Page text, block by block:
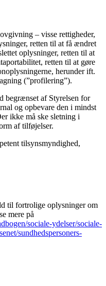
– visse rettigheder,
retten til at få ændret
oplysninger, retten til at
retten til at gøre
herunder ift.
(”profilering”).
begrænset af Styrelsen for
og opbevare den i mindst
ikke må ske sletning i
af tilføjelser.
tilsynsmyndighed,
til fortrolige oplysninger om
mere på
sociale-ydelser/sociale-
sundhedspersoners-